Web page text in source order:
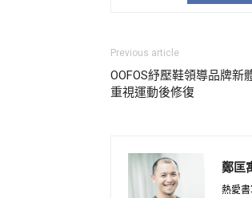
Previous article
OOFOS紓壓鞋領導品牌新
重視運動後修復
鄭匡
熱愛